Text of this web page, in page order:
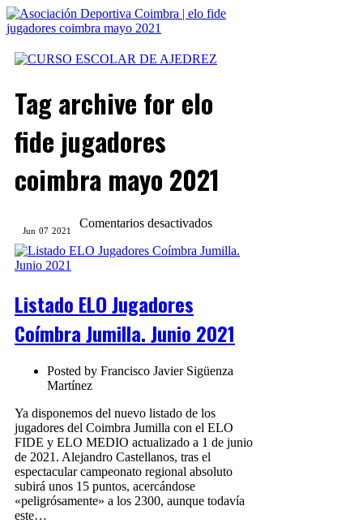
Tag archive for elo
fide jugadores
coimbra mayo 2021
Jun 07 2021
Comentarios desactivadosen
ELO
2021
Listado ELO Jugadores
Coímbra Jumilla. Junio 2021
Posted by Francisco Javier Sigüenza
Martínez
Ya disponemos del nuevo listado de los
jugadores del Coimbra Jumilla con el ELO
FIDE y ELO MEDIO actualizado a 1 de junio
de 2021. Alejandro Castellanos, tras el
espectacular campeonato regional absoluto
subirá unos 15 puntos, acercándose
«peligrósamente» a los 2300, aunque todavía
este…